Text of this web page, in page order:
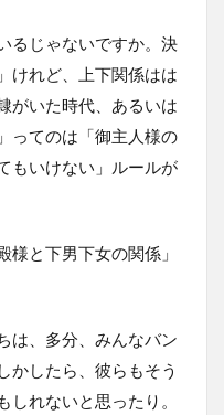
るじゃないですか。決
けれど、上下関係はは
がいた時代、あるいは
ってのは「御主人様の
もいけない」ルールが
様と下男下女の関係」
は、多分、みんなバン
かしたら、彼らもそう
れないと思ったり。